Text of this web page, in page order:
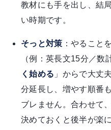
教材にも手を出し、結
い時期です。
そっと対策 ：やること
（例：英長文15分／数
く始める 」からで大丈
分延長し、増やす順番
ブレません。合わせて
決めておくと後半が楽